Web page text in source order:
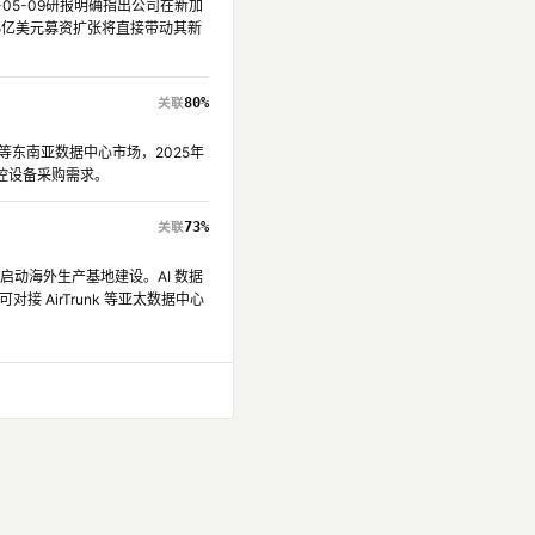
09研报明确指出公司在新加
美元募资扩张将直接带动其新
80%
东南亚数据中心市场，2025年
备采购需求。
73%
动海外生产基地建设。AI 数据
对接 AirTrunk 等亚太数据中心